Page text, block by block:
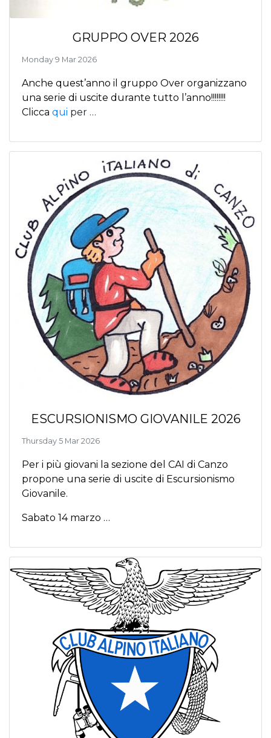
GRUPPO OVER 2026
Monday 9 Mar 2026
Anche quest’anno il gruppo Over organizzano
una serie di uscite durante tutto l’anno!!!!!!!!
Clicca qui per …
ESCURSIONISMO GIOVANILE 2026
Thursday 5 Mar 2026
Per i più giovani la sezione del CAI di Canzo
propone una serie di uscite di Escursionismo
Giovanile.
Sabato 14 marzo …